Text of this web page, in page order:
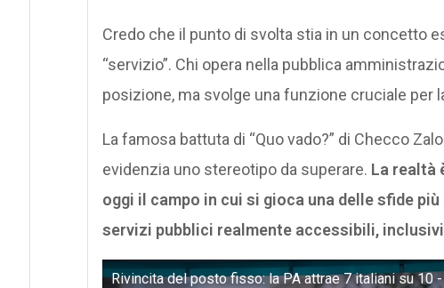
Credo che il punto di svolta stia in un concetto
“servizio”. Chi opera nella pubblica
posizione, ma svolge una funzione cruciale per
La famosa battuta di “Quo vado?” di Checco
evidenzia uno stereotipo da superare. La realtà
oggi il campo in cui si gioca una delle sfide
servizi pubblici realmente accessibili,
Rivincita del posto fisso: la PA attrae 7 italiani su 10